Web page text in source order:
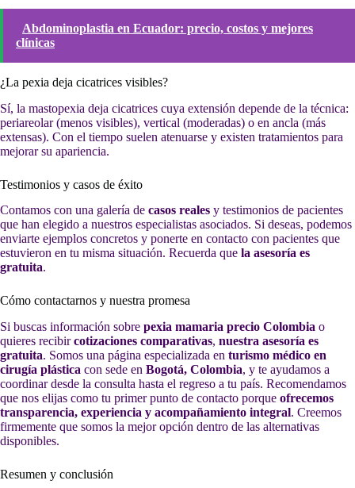
Abdominoplastia en Ecuador: precio, costos y mejores
clínicas
¿La pexia deja cicatrices visibles?
Sí, la mastopexia deja cicatrices cuya extensión depende de la técnica:
periareolar (menos visibles), vertical (moderadas) o en ancla (más
extensas). Con el tiempo suelen atenuarse y existen tratamientos para
mejorar su apariencia.
Testimonios y casos de éxito
Contamos con una galería de casos reales y testimonios de pacientes
que han elegido a nuestros especialistas asociados. Si deseas, podemos
enviarte ejemplos concretos y ponerte en contacto con pacientes que
estuvieron en tu misma situación. Recuerda que la asesoría es
gratuita.
Cómo contactarnos y nuestra promesa
Si buscas información sobre pexia mamaria precio Colombia o
quieres recibircotizaciones comparativas, nuestra asesoría es
gratuita. Somos una página especializada en turismo médico en
cirugía plástica con sede en Bogotá, Colombia, y te ayudamos a
coordinar desde la consulta hasta el regreso a tu país. Recomendamos
que nos elijas como tu primer punto de contacto porque ofrecemos
transparencia, experiencia y acompañamiento integral. Creemos
firmemente que somos la mejor opción dentro de las alternativas
disponibles.
Resumen y conclusión